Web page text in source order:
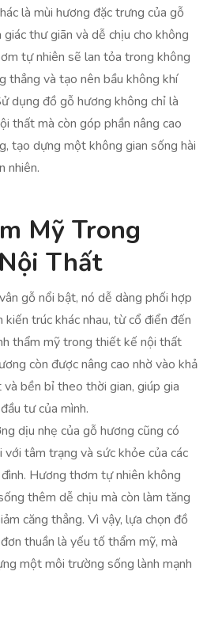
là mùi hương đặc trưng của gỗ
thư giãn và dễ chịu cho không
tự nhiên sẽ lan tỏa trong không
thẳng và tạo nên bầu không khí
dụng đồ gỗ hương không chỉ là
thất mà còn góp phần nâng cao
tạo dựng một không gian sống hài
nhiên.
Mỹ Trong
Thất
gỗ nổi bật, nó dễ dàng phối hợp
kiến trúc khác nhau, từ cổ điển đến
thẩm mỹ trong thiết kế nội thất
còn được nâng cao nhờ vào khả
bền bỉ theo thời gian, giúp gia
tư của mình.
dịu nhẹ của gỗ hương cũng có
tâm trạng và sức khỏe của các
Hương thơm tự nhiên không
thêm dễ chịu mà còn làm tăng
căng thẳng. Vì vậy, lựa chọn đồ
thuần là yếu tố thẩm mỹ, mà
một môi trường sống lành mạnh